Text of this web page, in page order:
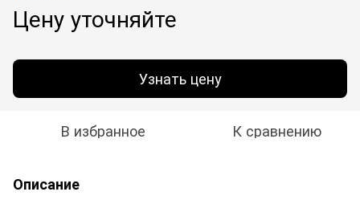
Цену уточняйте
Узнать цену
В избранное К сравнению
Описание